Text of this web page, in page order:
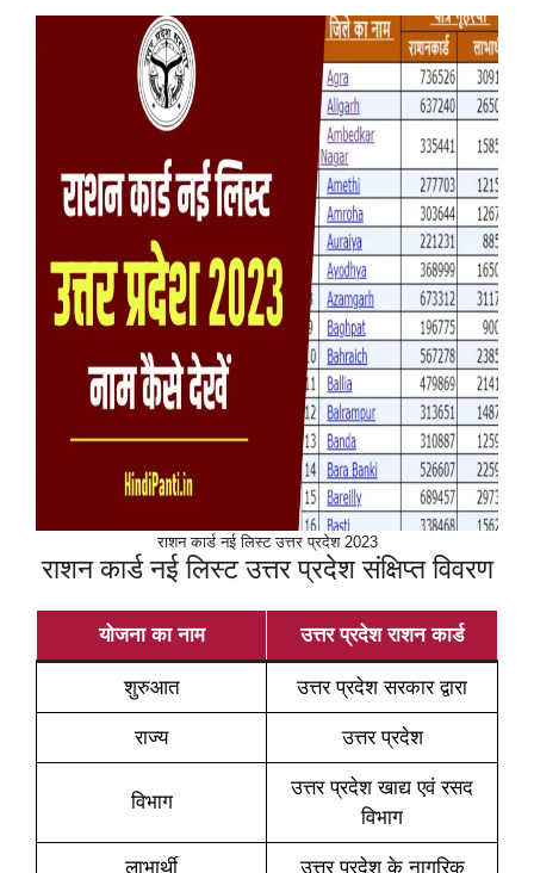
राशन कार्ड नई लिस्ट उत्तर प्रदेश 2023
राशन कार्ड नई लिस्ट उत्तर प्रदेश संक्षिप्त विवरण
योजना का नाम उत्तर प्रदेश राशन कार्ड
शुरुआत उत्तर प्रदेश सरकार द्वारा
राज्य उत्तर प्रदेश
विभाग
उत्तर प्रदेश खाद्य एवं रसद
विभाग
लाभार्थी उत्तर प्रदेश के नागरिक